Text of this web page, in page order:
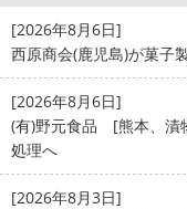
[2026年8月6日]
西原商会(鹿児島)が菓
[2026年8月6日]
(有)野元食品 [熊本、漬
処理へ
[2026年8月3日]